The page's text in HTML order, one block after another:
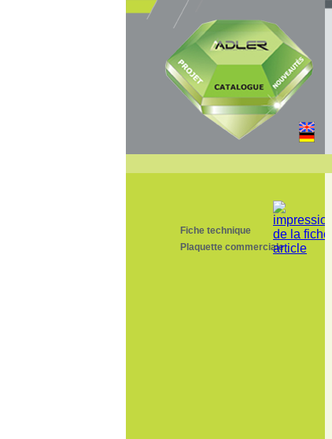
Fiche technique
Plaquette commerciale